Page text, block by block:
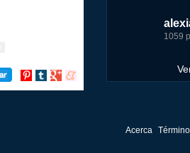
Compartir
Compartir
Compartir
Compartir
1059
5183
fer
8283
fer
Acerca